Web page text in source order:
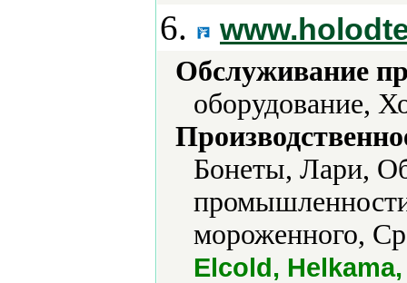
6.
Обслуживание
оборудование,
Бонеты, Лари,
мороженного,
Elcold,